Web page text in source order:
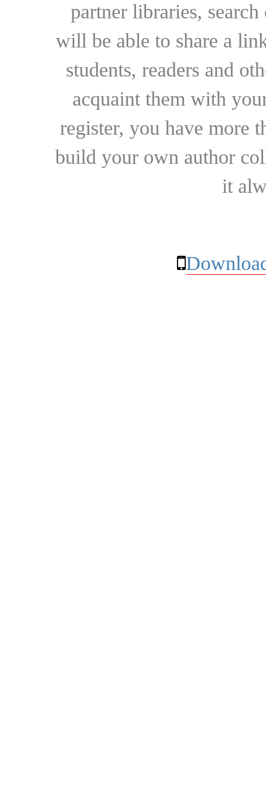
partner libraries,
will be able to share a
students, readers and
acquaint them with
register, you have more
build your own author
it